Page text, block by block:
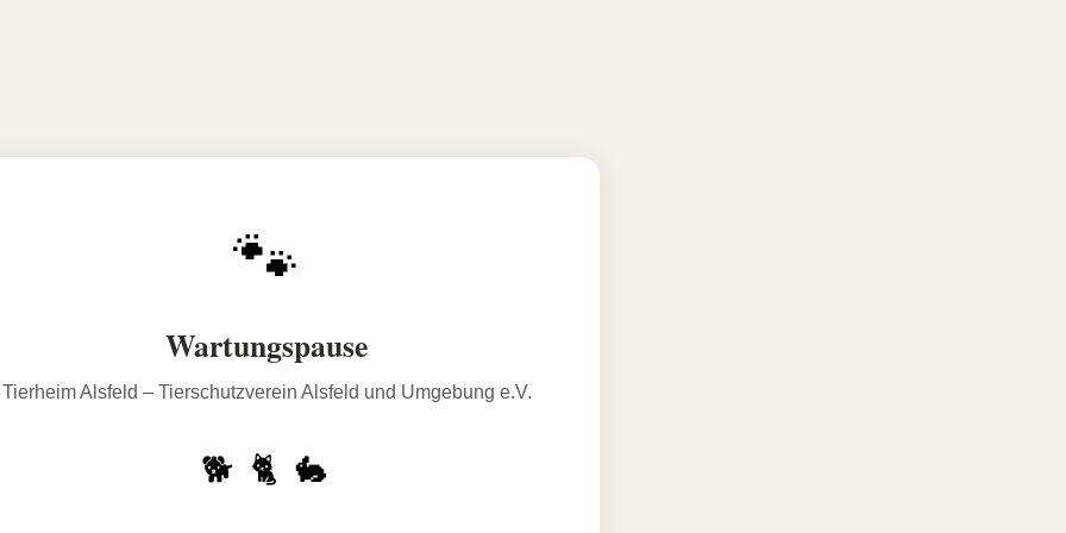
🐾
Wartungspause
Tierheim Alsfeld – Tierschutzverein Alsfeld und Umgebung e.V.
🐕 🐈 🐇